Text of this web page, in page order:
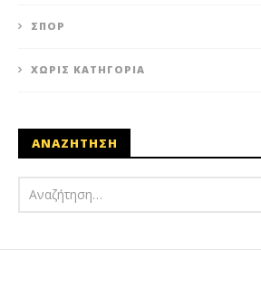
ΣΠΟΡ
ΧΩΡΊΣ ΚΑΤΗΓΟΡΊΑ
ΑΝΑΖΗΤΗΣΗ